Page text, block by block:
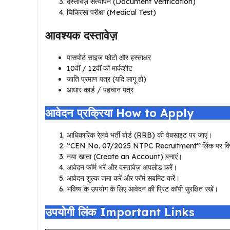
चिकित्सा परीक्षा (Medical Test)
आवश्यक दस्तावेज़
पासपोर्ट साइज फोटो और हस्ताक्षर
10वीं / 12वीं की मार्कशीट
जाति प्रमाण पत्र (यदि लागू हो)
आधार कार्ड / पहचान पत्र
आवेदन प्रक्रिया How to Apply
आधिकारिक रेलवे भर्ती बोर्ड (RRB) की वेबसाइट पर जाएं।
“CEN No. 07/2025 NTPC Recruitment” लिंक पर
नया खाता (Create an Account) बनाएं।
आवेदन फॉर्म भरें और दस्तावेज़ अपलोड करें।
आवेदन शुल्क जमा करें और फॉर्म सबमिट करें।
भविष्य के उपयोग के लिए आवेदन की प्रिंट कॉपी सुरक्षित रखें।
उपयोगी लिंक Important Links